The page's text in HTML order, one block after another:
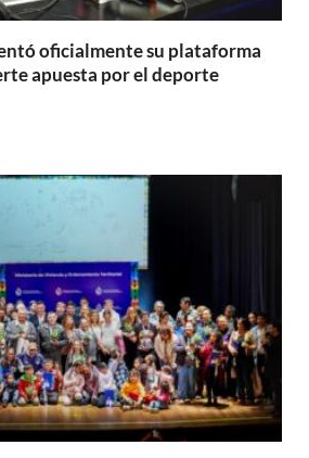
oficialmente su plataforma
apuesta por el deporte